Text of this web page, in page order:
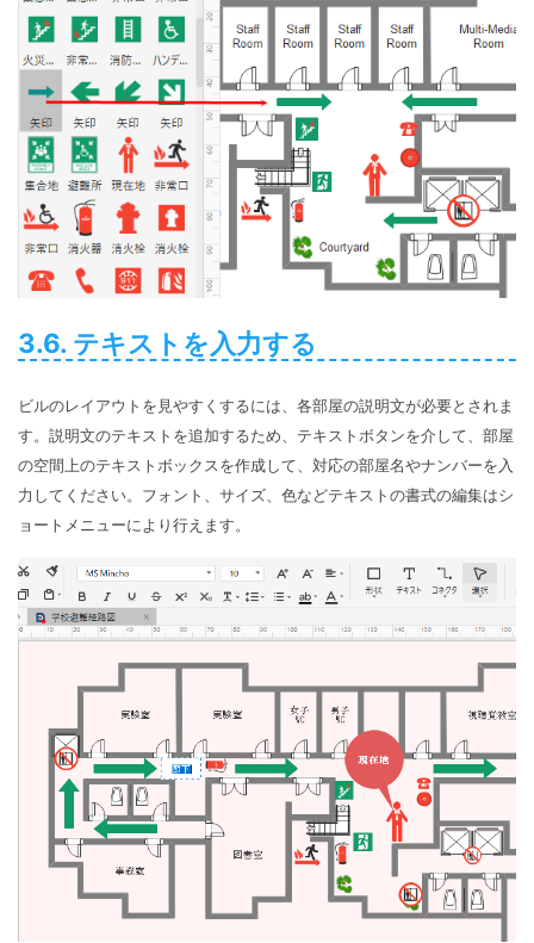
3.6. テキストを入力する
ビルのレイアウトを見やすくするには、各部屋の説明文が必要とされま
す。説明文のテキストを追加するため、テキストボタンを介して、部屋
の空間上のテキストボックスを作成して、対応の部屋名やナンバーを入
力してください。フォント、サイズ、色などテキストの書式の編集はシ
ョートメニューにより行えます。